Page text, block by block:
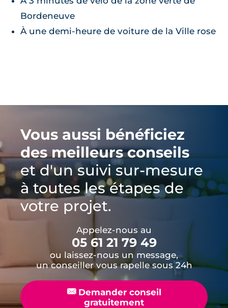
Bordeneuve
À une demi-heure de voiture de la Ville rose
Vous aussi bénéficiez
des meilleurs conseils
et d'un suivi sur-mesure
à toutes les étapes de
votre projet.
Appelez-nous au
05 61 21 79 49
ou laissez-nous un message,
un conseiller vous rapelle sous 24h
📧Demander conseil
gratuitement